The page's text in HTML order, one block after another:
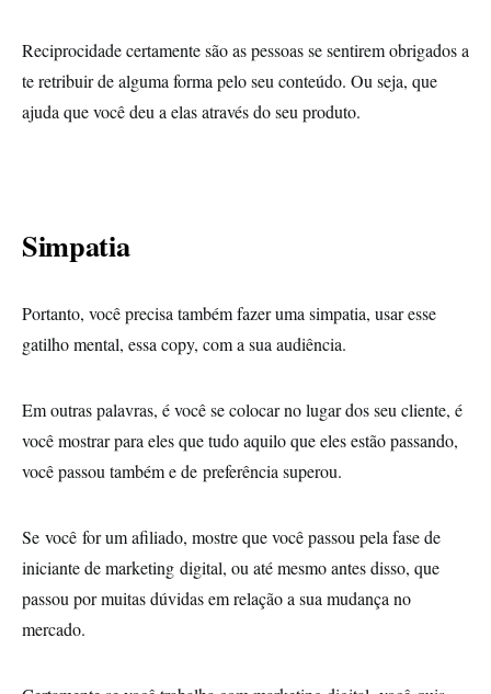
Reciprocidade certamente são as pessoas se sentirem obrigados a
te retribuir de alguma forma pelo seu conteúdo. Ou seja, que
ajuda que você deu a elas através do seu produto.
Simpatia
Portanto, você precisa também fazer uma simpatia, usar esse
gatilho mental, essa copy, com a sua audiência.
Em outras palavras, é você se colocar no lugar dos seu cliente, é
você mostrar para eles que tudo aquilo que eles estão passando,
você passou também e de preferência superou.
Se você for um afiliado, mostre que você passou pela fase de
iniciante de marketing digital, ou até mesmo antes disso, que
passou por muitas dúvidas em relação a sua mudança no
mercado.